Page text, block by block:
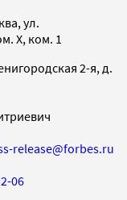
ул.
X, ком. 1
2-я, д.
release@forbes.ru
06